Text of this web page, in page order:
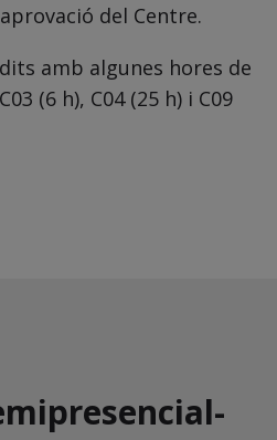
del Centre.
amb algunes hores de
(6 h), C04 (25 h) i C09